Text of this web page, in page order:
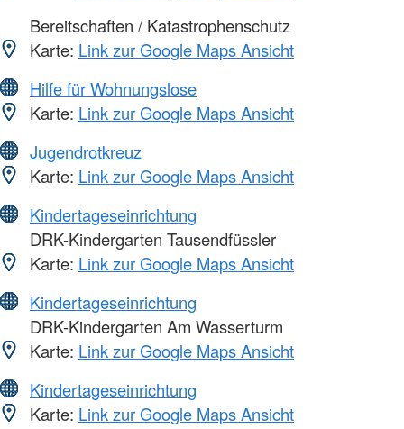
Bereitschaften / Katastrophenschutz
Karte: Link zur Google Maps Ansicht
Hilfe für Wohnungslose
Karte: Link zur Google Maps Ansicht
Jugendrotkreuz
Karte: Link zur Google Maps Ansicht
Kindertageseinrichtung
DRK-Kindergarten Tausendfüssler
Karte: Link zur Google Maps Ansicht
Kindertageseinrichtung
DRK-Kindergarten Am Wasserturm
Karte: Link zur Google Maps Ansicht
Kindertageseinrichtung
Karte: Link zur Google Maps Ansicht